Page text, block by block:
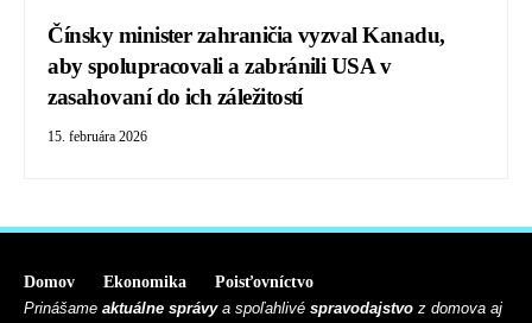
Čínsky minister zahraničia vyzval Kanadu,
aby spolupracovali a zabránili USA v
zasahovaní do ich záležitostí
15. februára 2026
Domov Ekonomika
Poisťovníctvo
Prinášame aktuálne správya spoľahlivé spravodajstvo z domova aj